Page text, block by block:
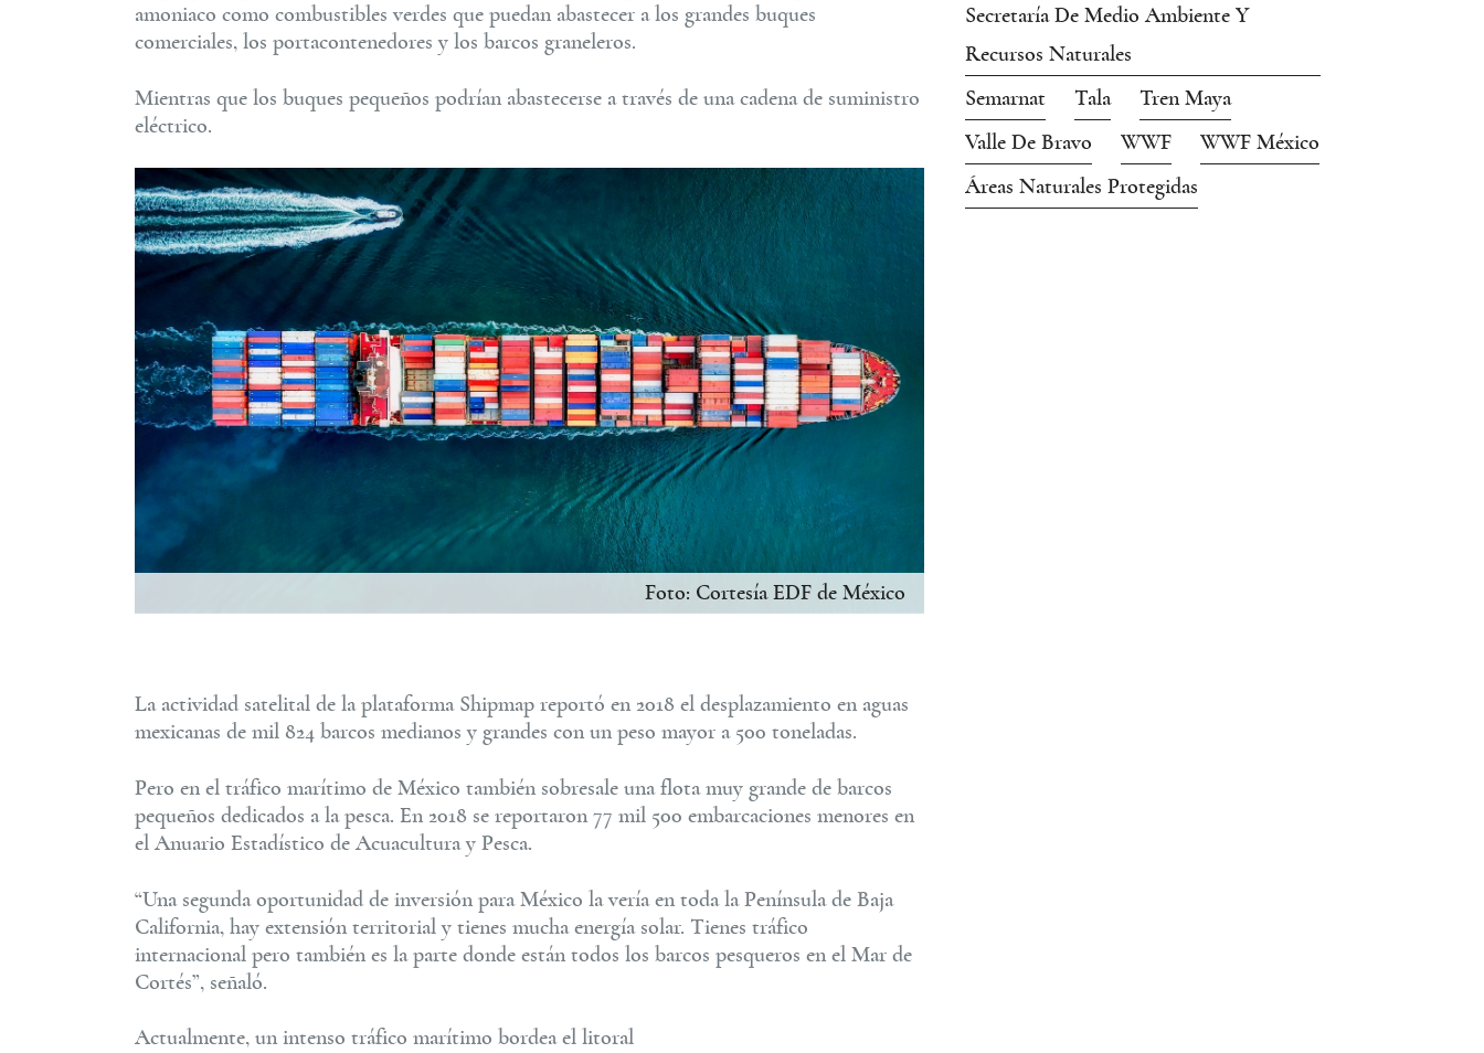
amoniaco como combustibles verdes que puedan abastecer a los grandes buques
comerciales, los portacontenedores y los barcos graneleros.
Mientras que los buques pequeños podrían abastecerse a través de una cadena de suministro
eléctrico.
Foto: Cortesía EDF de México
La actividad satelital de la plataforma Shipmap reportó en 2018 el desplazamiento en aguas
mexicanas de mil 824 barcos medianos y grandes con un peso mayor a 500 toneladas.
Pero en el tráfico marítimo de México también sobresale una flota muy grande de barcos
pequeños dedicados a la pesca. En 2018 se reportaron 77 mil 500 embarcaciones menores en
el Anuario Estadístico de Acuacultura y Pesca.
“Una segunda oportunidad de inversión para México la vería en toda la Península de Baja
California, hay extensión territorial y tienes mucha energía solar. Tienes tráfico
internacional pero también es la parte donde están todos los barcos pesqueros en el Mar de
Cortés”, señaló.
Actualmente, un intenso tráfico marítimo bordea el litoral
Secretaría De Medio Ambiente Y
Recursos Naturales
Semarnat
Tala
Tren Maya
Valle De Bravo
WWF
WWF México
Áreas Naturales Protegidas